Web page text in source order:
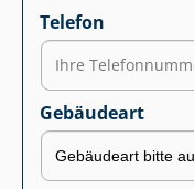
Telefon
Gebäudeart